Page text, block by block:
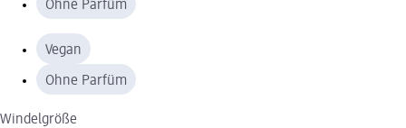
Ohne Parfüm
Vegan
Ohne Parfüm
Windelgröße